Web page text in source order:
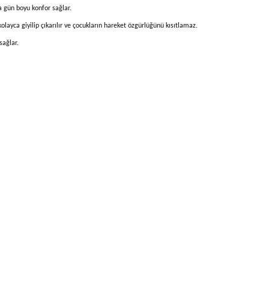
gün boyu konfor sağlar.
giyilip çıkarılır ve çocukların hareket özgürlüğünü kısıtlamaz.